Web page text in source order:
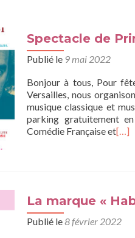
Spectacle de
Publié le 9 mai 2022
Bonjour à tous, Pour
Versailles, nous
musique classique et
parking gratuitement
Comédie Française et[…]
La marque «
Publié le8 février 2022